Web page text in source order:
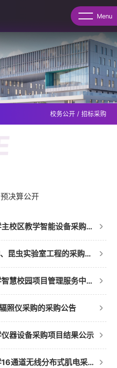
Menu
校务公开/ 招标采购
预决算公开
深圳理工大学主校区教学智能设备采购项目中标（成交）结果公告
20栋1层动物、昆虫实验室工程的采购结果公告
深圳理工大学智慧校园项目管理服务中标（成交）结果公告
照仪采购的采购公告
器设备采购项目结果公示
深圳理工大学16通道无线分布式肌电采集仪的采购结果公告